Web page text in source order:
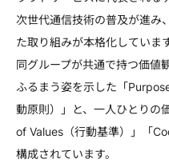
次世代通信技術の普及が進み
た取り組みが本格化しています
同グループが共通で持つ価値
ふるまう姿を示した「
動原則）」と、一人ひとりの
of Values（行動基準）」「
構成されています。